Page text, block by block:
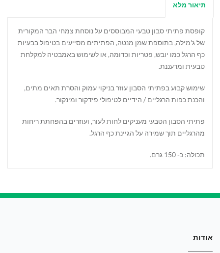
תיאור מלא
קופסת פתיתי סבון טבעי המבוססים על נוסחת צמחי הבר המקורית
של ג'מילה, בתוספת שמן מנטה, הפתיתים מסייעים בטיפול בבעיות
כף הרגל כמו יובש, פטריות וכדומה, או לשימוש באמבטיה למקלחת
טבעית ומרעננת.
שימוש קבוע בפתיתי הסבון עוזר בניקוי עמוק והסרת תאים מתים,
והכנת כפות הרגליים / הידיים לטיפולי פידקור ומינקור.
פתיתי הסבון הטבעי מעניקים לחות לעור, ועוזרים בהפחתת ריחות
מהרגליים תוך שמירה על הגיינת כף הרגל.
תכולה: כ- 150 גרם.
אודות